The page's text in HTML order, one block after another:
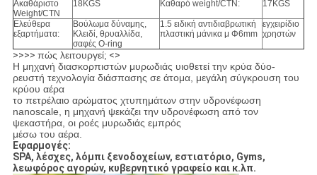
Ακαθάριστο
Weight/CTN
18KGS Καθαρό weight/CTN: 17KGS
Ελεύθερα
εξαρτήματα:
Βούλωμα δύναμης,
Κλειδί, θρυαλλίδα,
σαφές O-ring
1.5 ειδική αντιδιαβρωτική
πλαστική μάνικα μ Φ6mm
εγχειρίδιο
χρηστών
>>>> πώς λειτουργεί; <>
Η μηχανή διασκορπιστών μυρωδιάς υιοθετεί την κρύα δύο-
ρευστή τεχνολογία διάσπασης σε άτομα, μεγάλη σύγκρουση του
κρύου αέρα
το πετρέλαιο αρώματος χτυπημάτων στην υδρονέφωση
nanoscale, η μηχανή ψεκάζει την υδρονέφωση από τον
ψεκαστήρα, οι ροές μυρωδιάς εμπρός
μέσω του αέρα.
Εφαρμογές:
SPA, λέσχες, λόμπι ξενοδοχείων, εστιατόριο, Gyms,
λεωφόρος αγορών, κυβερνητικό γραφείο και κ.λπ.